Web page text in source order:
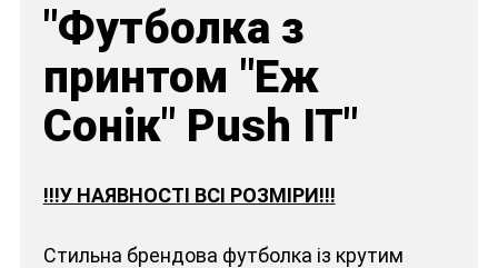
"Футболка з
принтом "Еж
Сонік" Push IT"
!!!У НАЯВНОСТІ ВСІ РОЗМІРИ!!!
Стильна брендова футболка із крутим